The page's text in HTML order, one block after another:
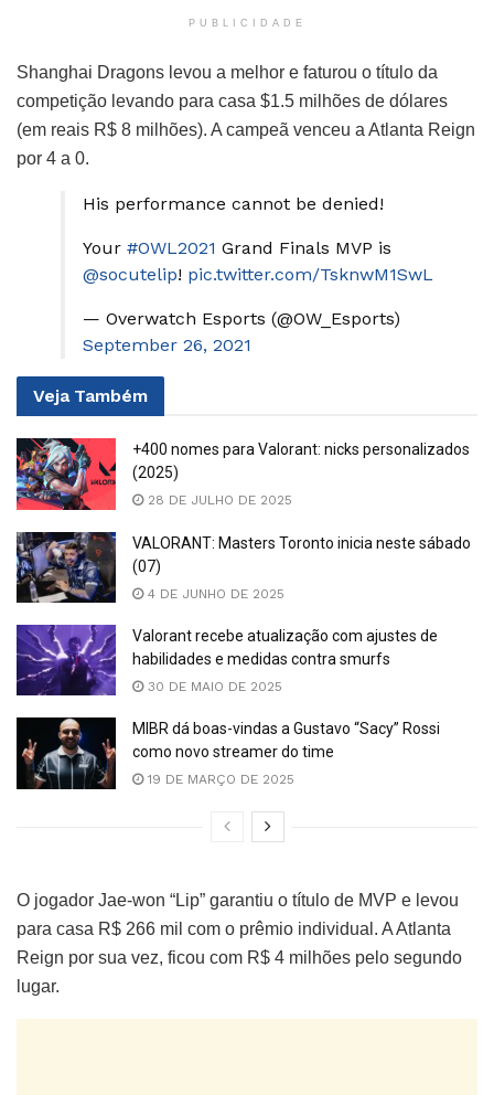
PUBLICIDADE
Shanghai Dragons levou a melhor e faturou o título da
competição levando para casa $1.5 milhões de dólares
(em reais R$ 8 milhões). A campeã venceu a Atlanta Reign
por 4 a 0.
His performance cannot be denied!
Your #OWL2021 Grand Finals MVP is
@socutelip! pic.twitter.com/TsknwM1SwL
— Overwatch Esports (@OW_Esports)
September 26, 2021
Veja Também
+400 nomes para Valorant: nicks personalizados
(2025)
28 DE JULHO DE 2025
VALORANT: Masters Toronto inicia neste sábado
(07)
4 DE JUNHO DE 2025
Valorant recebe atualização com ajustes de
habilidades e medidas contra smurfs
30 DE MAIO DE 2025
MIBR dá boas-vindas a Gustavo “Sacy” Rossi
como novo streamer do time
19 DE MARÇO DE 2025
O jogador Jae-won “Lip” garantiu o título de MVP e levou
para casa R$ 266 mil com o prêmio individual. A Atlanta
Reign por sua vez, ficou com R$ 4 milhões pelo segundo
lugar.